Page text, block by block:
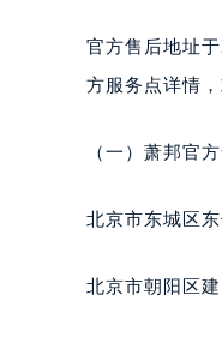
官方售后地址
方服务点详情
（一）萧邦官
北京市东城区
北京市朝阳区